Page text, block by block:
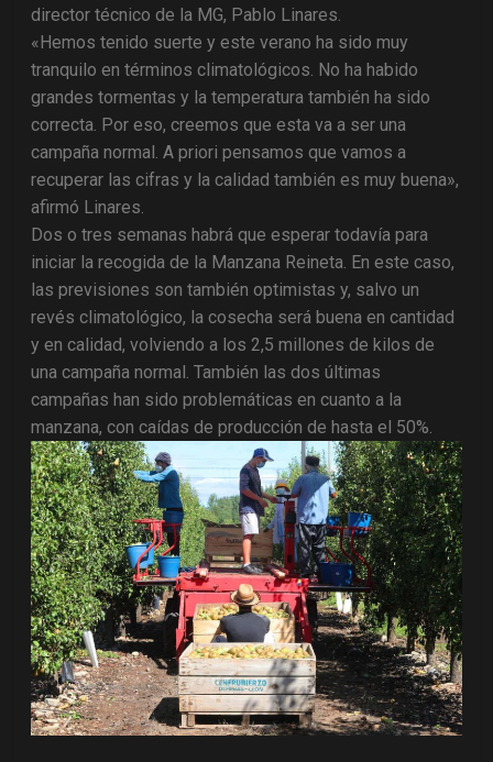
director técnico de la MG, Pablo Linares.
«Hemos tenido suerte y este verano ha sido muy
tranquilo en términos climatológicos. No ha habido
grandes tormentas y la temperatura también ha sido
correcta. Por eso, creemos que esta va a ser una
campaña normal. A priori pensamos que vamos a
recuperar las cifras y la calidad también es muy buena»,
afirmó Linares.
Dos o tres semanas habrá que esperar todavía para
iniciar la recogida de la Manzana Reineta. En este caso,
las previsiones son también optimistas y, salvo un
revés climatológico, la cosecha será buena en cantidad
y en calidad, volviendo a los 2,5 millones de kilos de
una campaña normal. También las dos últimas
campañas han sido problemáticas en cuanto a la
manzana, con caídas de producción de hasta el 50%.